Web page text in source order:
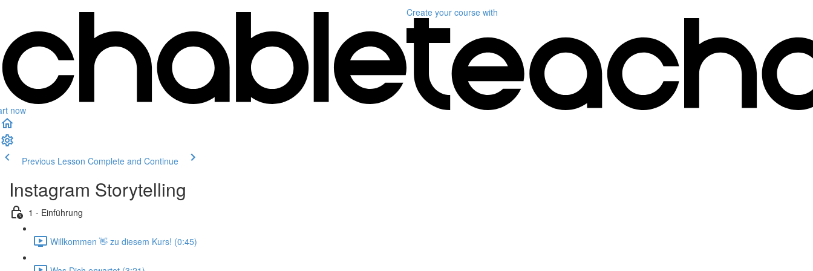
now
Create your course with
Previous Lesson Complete and Continue
Instagram Storytelling
1 - Einführung
Willkommen 👋 zu diesem Kurs! (0:45)